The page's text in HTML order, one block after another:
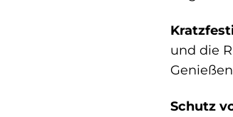
und die
Schutz